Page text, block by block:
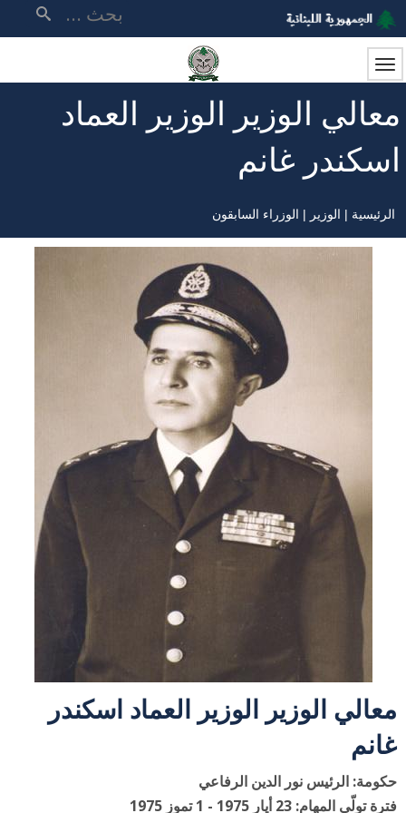
تجاوز
إلى
المحتوى
الرئيسي
معالي الوزير الوزير العماد
اسكندر غانم
مسار
الرئيسية الوزير الوزراء السابقون
معالي الوزير الوزير العماد اسكندر
غانم
حكومة: الرئيس نور الدين الرفاعي
فترة تولّي المهام: 23 أيار 1975 - 1 تموز 1975